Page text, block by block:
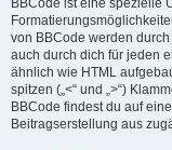
BBCode ist eine spezielle
von BBCode werden
auch durch dich für jeden
ähnlich wie HTML
spitzen („<“ und „>“)
BBCode findest du auf
Beitragserstellung aus